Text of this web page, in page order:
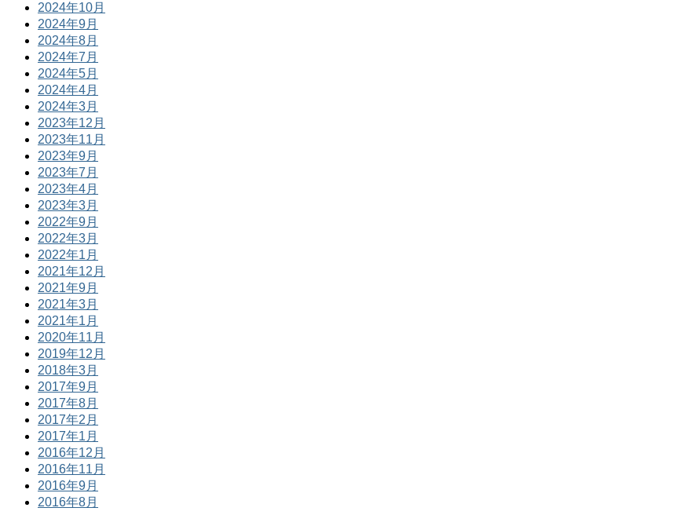
2024年10月
2024年9月
2024年8月
2024年7月
2024年5月
2024年4月
2024年3月
2023年12月
2023年11月
2023年9月
2023年7月
2023年4月
2023年3月
2022年9月
2022年3月
2022年1月
2021年12月
2021年9月
2021年3月
2021年1月
2020年11月
2019年12月
2018年3月
2017年9月
2017年8月
2017年2月
2017年1月
2016年12月
2016年11月
2016年9月
2016年8月